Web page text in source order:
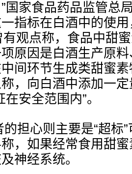
国家食品药品监管总
指标在白酒中的使
观点称，食品中甜
原因是白酒生产原
间环节生成类甜蜜
，向白酒中添加一
安全范围内”。
担心则主要是“超标
，如果经常食用甜
神经系统。